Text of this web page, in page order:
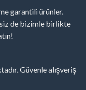
garantili ürünler.
de bizimle birlikte
Güvenle alışveriş